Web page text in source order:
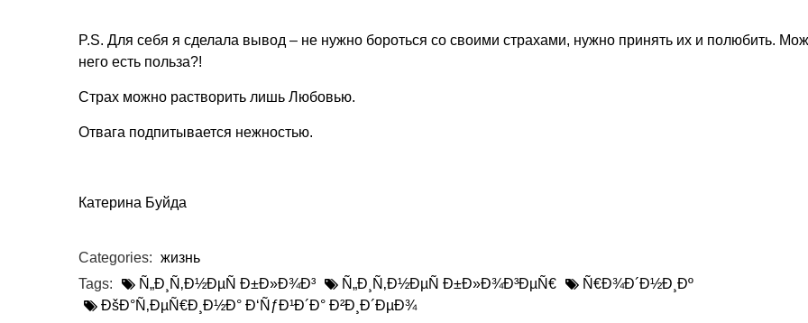
P.S. Для себя я сделала вывод – не нужно бороться со своими страхами, нужно принять их и полюбить.
него есть польза?!
Страх можно растворить лишь Любовью.
Отвага подпитывается нежностью.
Катерина Буйда
Categories: жизнь
Tags:
Ñ„Ð¸Ñ‚Ð½ÐµÑ Ð±Ð»Ð¾Ð³ Ñ„Ð¸Ñ‚Ð½ÐµÑ Ð±Ð»Ð¾Ð³ÐµÑ€
Ñ€Ð¾Ð´Ð½Ð¸Ðº
ÐšÐ°Ñ‚ÐµÑ€Ð¸Ð½Ð° Ð‘ÑƒÐ¹Ð´Ð° Ð²Ð¸Ð´ÐµÐ¾